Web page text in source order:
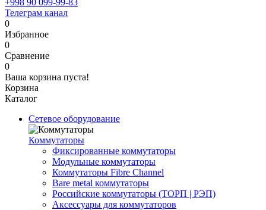
+998 90 099-99-83
Телеграм канал
0
Избранное
0
Сравнение
0
Ваша корзина пуста!
Корзина
Каталог
Сетевое оборудование
Коммутаторы
Фиксированные коммутаторы
Модульные коммутаторы
Коммутаторы Fibre Channel
Bare metal коммутаторы
Российские коммутаторы (ТОРП | РЭП)
Аксессуары для коммутаторов